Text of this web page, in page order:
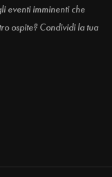
eventi imminenti che
ospite? Condividi la tua